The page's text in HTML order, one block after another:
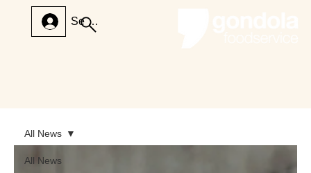
Se connecter
All News
All News